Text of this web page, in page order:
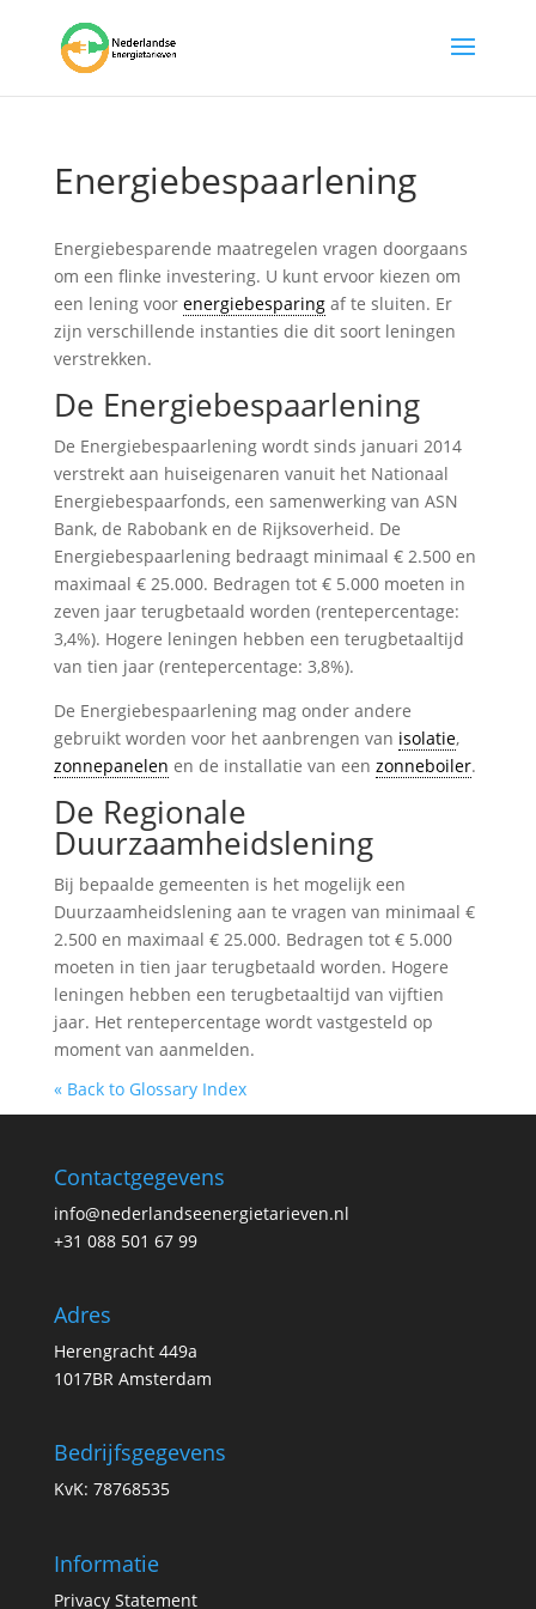
Energiebespaarlening
Energiebesparende maatregelen vragen doorgaans
om een flinke investering. U kunt ervoor kiezen om
een lening voor energiebesparingaf te sluiten. Er
zijn verschillende instanties die dit soort leningen
verstrekken.
De Energiebespaarlening
De Energiebespaarlening wordt sinds januari 2014
verstrekt aan huiseigenaren vanuit het Nationaal
Energiebespaarfonds, een samenwerking van ASN
Bank, de Rabobank en de Rijksoverheid. De
Energiebespaarlening bedraagt minimaal € 2.500 en
maximaal € 25.000. Bedragen tot € 5.000 moeten in
zeven jaar terugbetaald worden (rentepercentage:
3,4%). Hogere leningen hebben een terugbetaaltijd
van tien jaar (rentepercentage: 3,8%).
De Energiebespaarlening mag onder andere
gebruikt worden voor het aanbrengen van isolatie,
zonnepanelen en de installatie van een zonneboiler.
De Regionale
Duurzaamheidslening
Bij bepaalde gemeenten is het mogelijk een
Duurzaamheidslening aan te vragen van minimaal €
2.500 en maximaal € 25.000. Bedragen tot € 5.000
moeten in tien jaar terugbetaald worden. Hogere
leningen hebben een terugbetaaltijd van vijftien
jaar. Het rentepercentage wordt vastgesteld op
moment van aanmelden.
« Back to Glossary Index
Contactgegevens
info@nederlandseenergietarieven.nl
+31 088 501 67 99
Adres
Herengracht 449a
1017BR Amsterdam
Bedrijfsgegevens
KvK: 78768535
Informatie
Privacy Statement